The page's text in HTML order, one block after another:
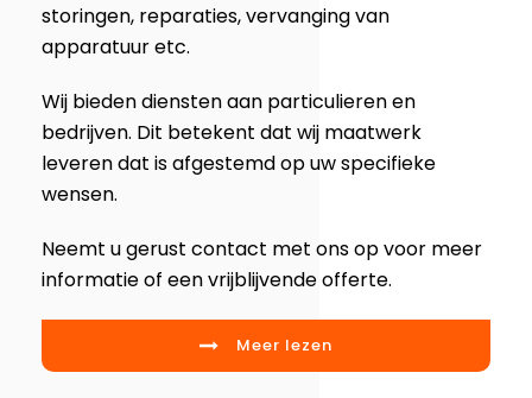
storingen, reparaties, vervanging van
apparatuur etc.
Wij bieden diensten aan particulieren en
bedrijven. Dit betekent dat wij maatwerk
leveren dat is afgestemd op uw specifieke
wensen.
Neemt u gerust contact met ons op voor meer
informatie of een vrijblijvende offerte.
Meer lezen